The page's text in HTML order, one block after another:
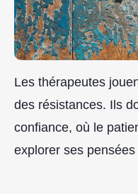
Les thérapeutes
des résistances. Ils
confiance, où le
explorer ses